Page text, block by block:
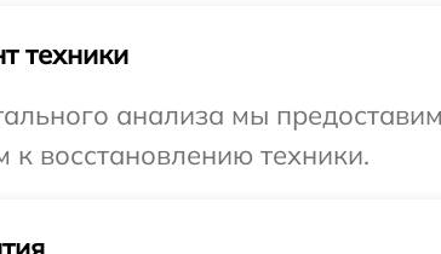
техники
анализа мы
к восстановлению техники.